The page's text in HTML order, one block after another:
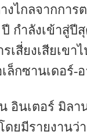
างไกลจากกา
ปี กำลังเข้าสู่
รเสี่ยงเสียเข
ล็กซานเดอร์-
อินเตอร์ มิลา
ดยมีรายงานว่